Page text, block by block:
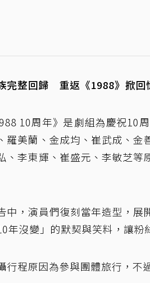
完整回歸 重返《1988》掀回
10周年》是劇組為慶祝10
羅美蘭、金成均、崔武成、金
、李東輝、崔盛元、李敏芝
中，演員們復刻當年造型，
年沒變」的默契與笑料，讓粉
行程原因為參與團體旅行，不